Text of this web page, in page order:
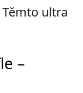
ultra
–